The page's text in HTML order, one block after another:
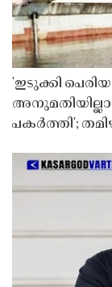
'ഇടുക്കി
പകർത്തി';